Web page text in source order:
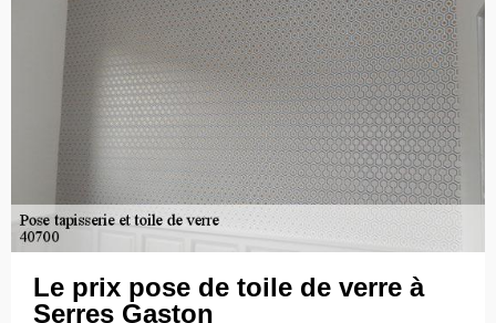
Le prix pose de toile de verre à
Serres Gaston